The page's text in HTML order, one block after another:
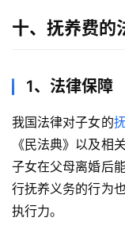
十、抚养费的
1、法律保障
我国法律对子女的
《民法典》以及相
子女在父母离婚后
行抚养义务的行为
执行力。